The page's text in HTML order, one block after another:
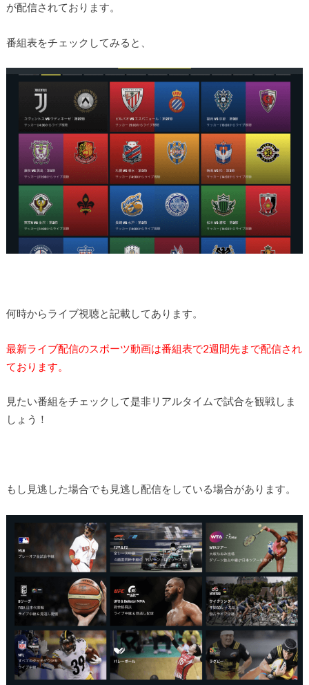
が配信されております。
番組表をチェックしてみると、
何時からライブ視聴と記載してあります。
最新ライブ配信のスポーツ動画は番組表で2週間先まで配信され
ております。
見たい番組をチェックして是非リアルタイムで試合を観戦しま
しょう！
もし見逃した場合でも見逃し配信をしている場合があります。